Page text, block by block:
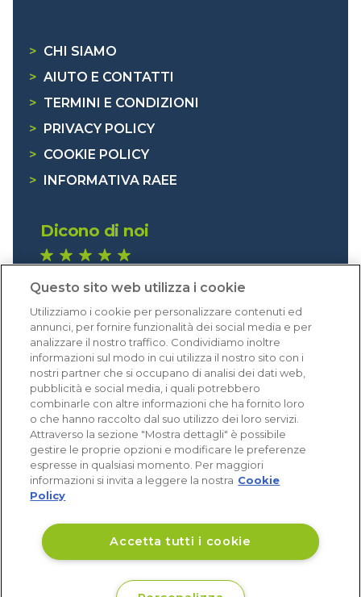
> CHI SIAMO
> AIUTO E CONTATTI
> TERMINI E CONDIZIONI
>
PRIVACY POLICY
> COOKIE POLICY
>
INFORMATIVA RAEE
Dicono di noi
Eccellente (4,8)
Acquisti verificati
Questo sito web utilizza i cookie
Utilizziamo i cookie per personalizzare contenuti ed
annunci, per fornire funzionalità dei social media e per
analizzare il nostro traffico. Condividiamo inoltre
informazioni sul modo in cui utilizza il nostro sito con i
nostri partner che si occupano di analisi dei dati web,
pubblicità e social media, i quali potrebbero
combinarle con altre informazioni che ha fornito loro
o che hanno raccolto dal suo utilizzo dei loro servizi.
Attraverso la sezione "Mostra dettagli" è possibile
gestire le proprie opzioni e modificare le preferenze
espresse in qualsiasi momento. Per maggiori
informazioni si invita a leggere la nostra Cookie
Policy
Accetta tutti i cookie